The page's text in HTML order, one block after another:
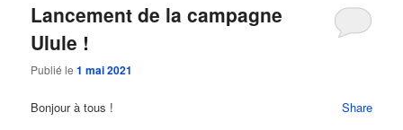
Lancement de la campagne
Ulule !
Publié le1 mai 2021
Share
Bonjour à tous !